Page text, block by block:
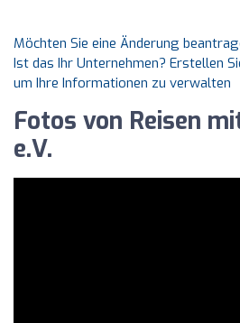
Möchten Sie eine Änderung
Ist das Ihr Unternehmen? Erstellen
um Ihre Informationen zu verwalten
Fotos von Reisen
e.V.